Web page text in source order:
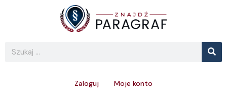
Search
Zaloguj Moje konto